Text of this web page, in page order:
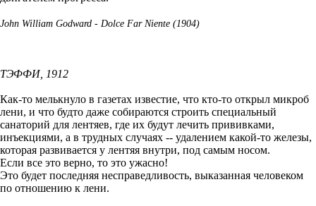
John William Godward - Dolce Far Niente (1904)
ТЭФФИ, 1912
Как-то мелькнуло в газетах известие, что кто-то открыл микроб
лени, и что будто даже собираются строить специальный
санаторий для лентяев, где их будут лечить прививками,
инъекциями, а в трудных случаях -- удалением какой-то железы,
которая развивается у лентяя внутри, под самым носом.
Если все это верно, то это ужасно!
Это будет последняя несправедливость, выказанная человеком
по отношению к лени.